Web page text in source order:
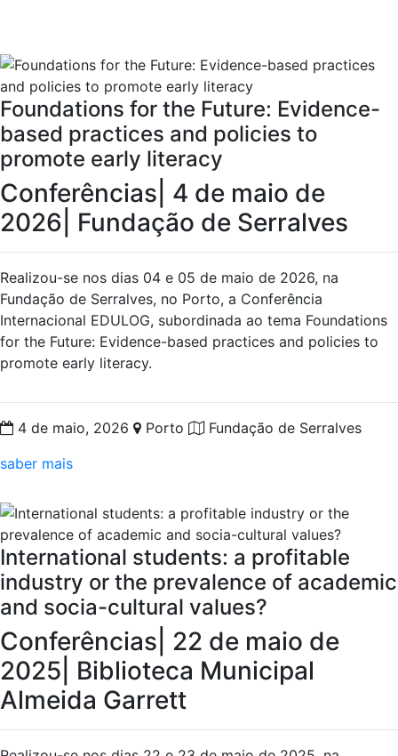
Foundations for the Future: Evidence-
based practices and policies to
promote early literacy
Conferências 4 de maio de
2026 Fundação de Serralves
Realizou-se nos dias 04 e 05 de maio de 2026, na
Fundação de Serralves, no Porto, a Conferência
Internacional EDULOG, subordinada ao tema Foundations
for the Future: Evidence-based practices and policies to
promote early literacy.
4 de maio, 2026 Porto
Fundação de Serralves
saber mais
International students: a profitable
industry or the prevalence of academic
and socia-cultural values?
Conferências 22 de maio de
2025 Biblioteca Municipal
Almeida Garrett